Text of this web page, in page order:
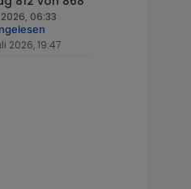
password are correct.
06:33
2026, 19:47